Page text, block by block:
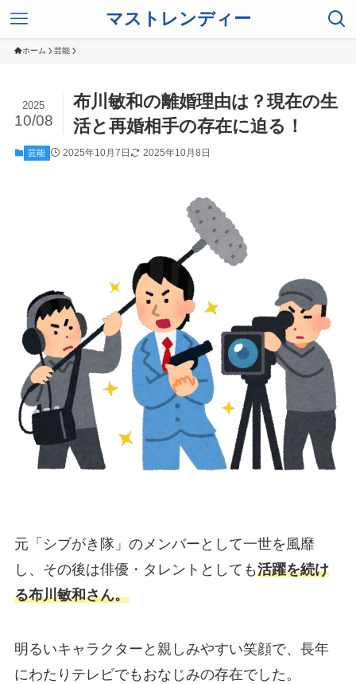
マストレンディー
ホーム 芸能
布川敏和の離婚理由は？現在の生
活と再婚相手の存在に迫る！
2025
10/08
芸能 2025年10月7日 2025年10月8日
元「シブがき隊」のメンバーとして一世を風靡
し、その後は俳優・タレントとしても活躍を続け
る布川敏和さん。
明るいキャラクターと親しみやすい笑顔で、長年
にわたりテレビでもおなじみの存在でした。